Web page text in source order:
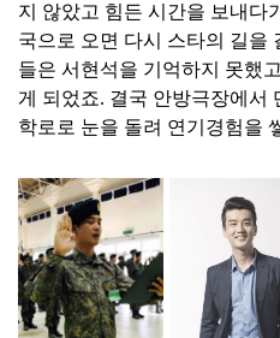
지 않았고 힘든 시간을 보내다
국으로 오면 다시 스타의 길을
들은 서현석을 기억하지 못했
게 되었죠. 결국 안방극장에서
학로로 눈을 돌려 연기경험을